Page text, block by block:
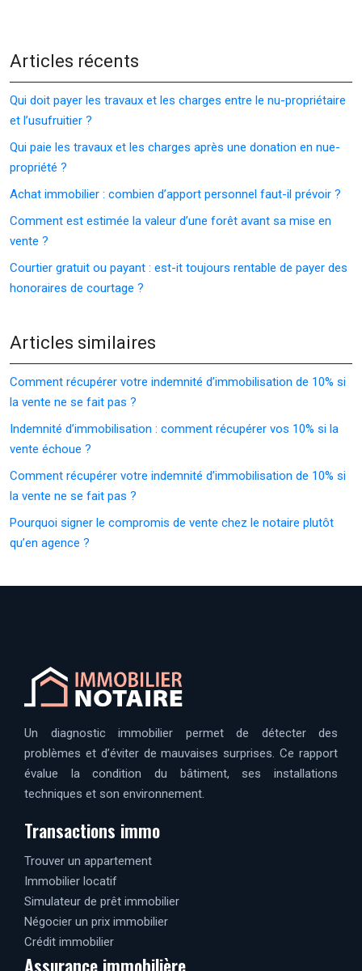
Articles récents
Qui doit payer les travaux et les charges entre le nu-propriétaire
et l’usufruitier ?
Qui paie les travaux et les charges après une donation en nue-
propriété ?
Achat immobilier : combien d’apport personnel faut-il prévoir ?
Comment est estimée la valeur d’une forêt avant sa mise en
vente ?
Courtier gratuit ou payant : est-it toujours rentable de payer des
honoraires de courtage ?
Articles similaires
Comment récupérer votre indemnité d’immobilisation de 10% si
la vente ne se fait pas ?
Indemnité d’immobilisation : comment récupérer vos 10% si la
vente échoue ?
Comment récupérer votre indemnité d’immobilisation de 10% si
la vente ne se fait pas ?
Pourquoi signer le compromis de vente chez le notaire plutôt
qu’en agence ?
Un diagnostic immobilier permet de détecter des
problèmes et d’éviter de mauvaises surprises. Ce rapport
évalue la condition du bâtiment, ses installations
techniques et son environnement.
Transactions immo
Trouver un appartement
Immobilier locatif
Simulateur de prêt immobilier
Négocier un prix immobilier
Crédit immobilier
Assurance immobilière